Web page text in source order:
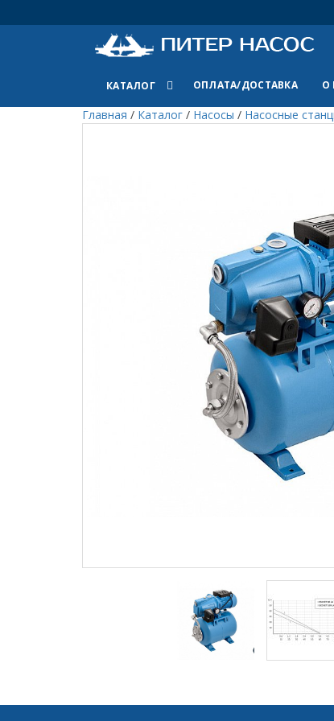
КАТАЛОГ ОПЛАТА/ДОСТАВКА О
Главная / Каталог / Насосы / Насосные